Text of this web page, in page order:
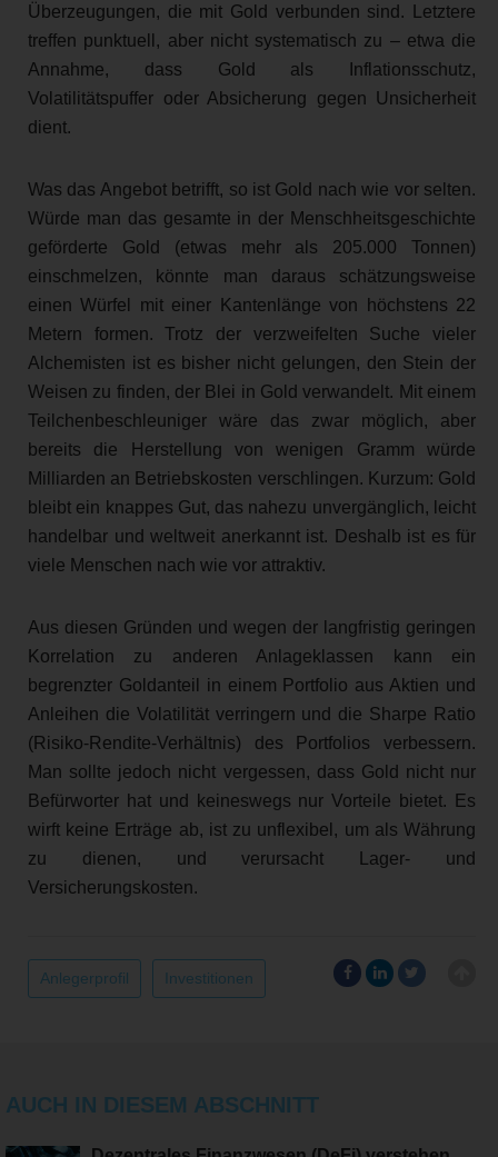
Überzeugungen, die mit Gold verbunden sind. Letztere
treffen punktuell, aber nicht systematisch zu – etwa die
Annahme, dass Gold als Inflationsschutz,
Volatilitätspuffer oder Absicherung gegen Unsicherheit
dient.
Was das Angebot betrifft, so ist Gold nach wie vor selten.
Würde man das gesamte in der Menschheitsgeschichte
geförderte Gold (etwas mehr als 205.000 Tonnen)
einschmelzen, könnte man daraus schätzungsweise
einen Würfel mit einer Kantenlänge von höchstens 22
Metern formen. Trotz der verzweifelten Suche vieler
Alchemisten ist es bisher nicht gelungen, den Stein der
Weisen zu finden, der Blei in Gold verwandelt. Mit einem
Teilchenbeschleuniger wäre das zwar möglich, aber
bereits die Herstellung von wenigen Gramm würde
Milliarden an Betriebskosten verschlingen. Kurzum: Gold
bleibt ein knappes Gut, das nahezu unvergänglich, leicht
handelbar und weltweit anerkannt ist. Deshalb ist es für
viele Menschen nach wie vor attraktiv.
Aus diesen Gründen und wegen der langfristig geringen
Korrelation zu anderen Anlageklassen kann ein
begrenzter Goldanteil in einem Portfolio aus Aktien und
Anleihen die Volatilität verringern und die Sharpe Ratio
(Risiko-Rendite-Verhältnis) des Portfolios verbessern.
Man sollte jedoch nicht vergessen, dass Gold nicht nur
Befürworter hat und keineswegs nur Vorteile bietet. Es
wirft keine Erträge ab, ist zu unflexibel, um als Währung
zu dienen, und verursacht Lager- und
Versicherungskosten.
Anlegerprofil Investitionen
AUCH IN DIESEM ABSCHNITT